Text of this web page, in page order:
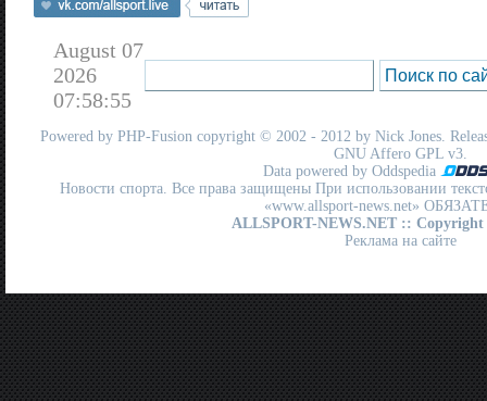
August 07
2026
07:58:55
Powered by PHP-Fusion copyright © 2002 - 2012 by Nick Jones.
GNU Affero GPL v3.
Data powered by Oddspedia
Новости спорта. Все права защищены При использовании
«www.allsport-news.net»
ALLSPORT-NEWS.NET :: Copyright
Реклама на сайте